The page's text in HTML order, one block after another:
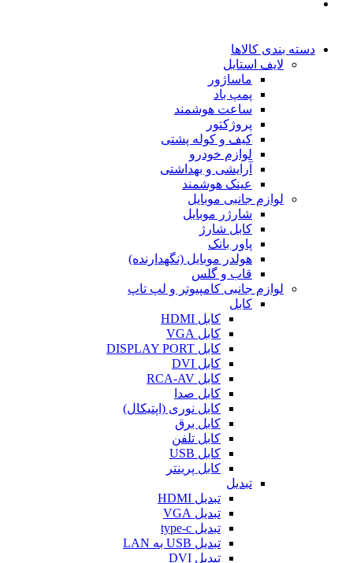
دسته بندی کالاها
لایف استایل
ماساژور
پمپ باد
ساعت هوشمند
پروژکتور
کیف و کوله پشتی
لوازم خودرو
آرایشی و بهداشتی
عینک هوشمند
لوازم جانبی موبایل
شارژر موبایل
کابل شارژ
پاور بانک
هولدر موبایل (نگهدارنده)
قاب و گلس
لوازم جانبی کامپیوتر و لپ تاپ
کابل
کابل HDMI
کابل VGA
کابل DISPLAY PORT
کابل DVI
کابل RCA-AV
کابل صدا
کابل نوری (اپتیکال)
کابل برق
کابل تلفن
کابل USB
کابل پرینتر
تبدیل
تبدیل HDMI
تبدیل VGA
تبدیل type-c
تبدیل USB به LAN
تبدیل DVI